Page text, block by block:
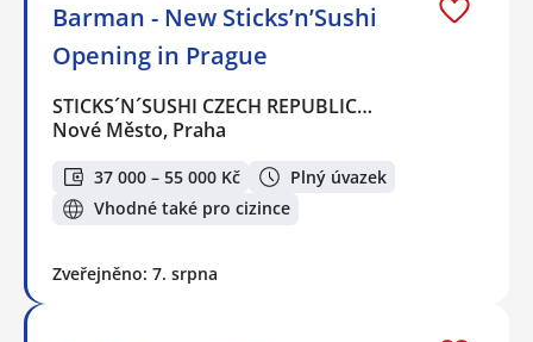
Barman - New Sticks’n’Sushi
Opening in Prague
STICKS´N´SUSHI CZECH REPUBLIC…
Nové Město, Praha
37 000 – 55 000 Kč
Plný úvazek
Vhodné také pro cizince
Zveřejněno: 7. srpna